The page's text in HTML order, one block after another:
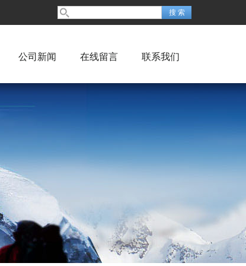
公司新闻 在线留言 联系我们